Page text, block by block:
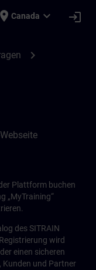
place Canada expand_more login
chevron_right
Plattform buchen
„MyTraining“
des SITRAIN
wird
einen sicheren
Kunden und Partner